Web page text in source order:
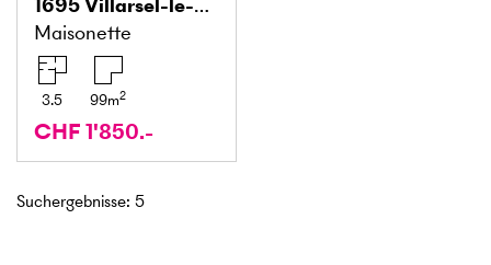
Maisonette
3.5 99m2
CHF 1'850.-
Suchergebnisse: 5